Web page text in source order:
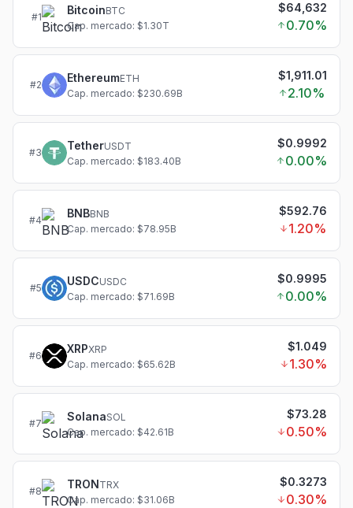
#1
BitcoinBTC
Cap. mercado: $1.30T
$64,632
0.70%
#2
EthereumETH
Cap. mercado: $230.69B
$1,911.01
2.10%
#3
TetherUSDT
Cap. mercado: $183.40B
$0.9992
0.00%
#4
BNBBNB
Cap. mercado: $78.95B
$592.76
1.20%
#5
USDCUSDC
Cap. mercado: $71.69B
$0.9995
0.00%
#6
XRPXRP
Cap. mercado: $65.62B
$1.049
1.30%
#7
SolanaSOL
Cap. mercado: $42.61B
$73.28
0.50%
#8
TRONTRX
Cap. mercado: $31.06B
$0.3273
0.30%